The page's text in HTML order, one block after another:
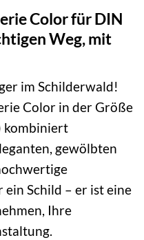
Color für DIN
Weg, mit
im Schilderwald!
Color in der Größe
kombiniert
gewölbten
Schild – er ist eine
Ihre